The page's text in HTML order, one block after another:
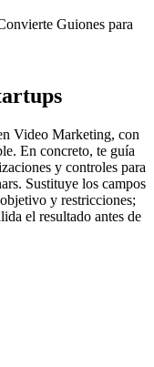
Guiones para
Video Marketing, con
En concreto, te guía
y controles para
Sustituye los campos
y restricciones;
el resultado antes de